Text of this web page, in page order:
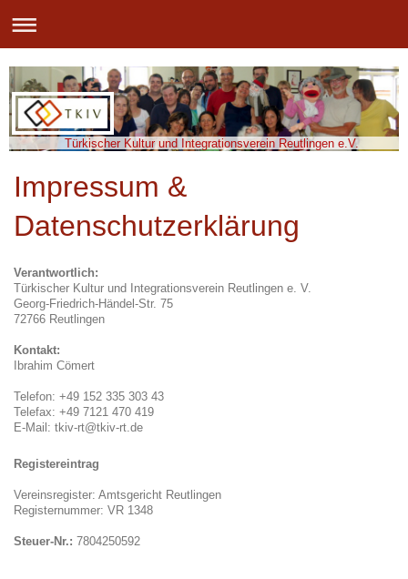
Türkischer Kultur und Integrationsverein Reutlingen e.V.
Impressum &
Datenschutzerklärung
Verantwortlich:
Türkischer Kultur und Integrationsverein Reutlingen e. V.
Georg-Friedrich-Händel-Str. 75
72766 Reutlingen
Kontakt:
Ibrahim Cömert
Telefon: +49 152 335 303 43
Telefax: +49 7121 470 419
E-Mail: tkiv-rt@tkiv-rt.de
Registereintrag
Vereinsregister: Amtsgericht Reutlingen
Registernummer: VR 1348
Steuer-Nr.: 7804250592